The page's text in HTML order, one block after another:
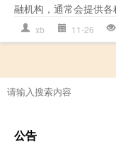
融机构，通常会提供
xb 11-26
公告